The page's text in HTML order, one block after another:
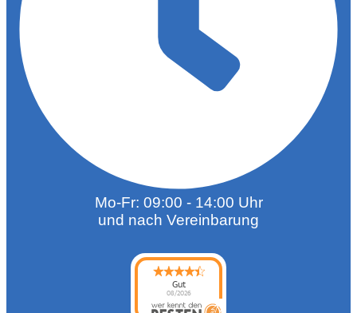
Mo-Fr: 09:00 - 14:00 Uhr
und nach Vereinbarung
Gut
08/2026